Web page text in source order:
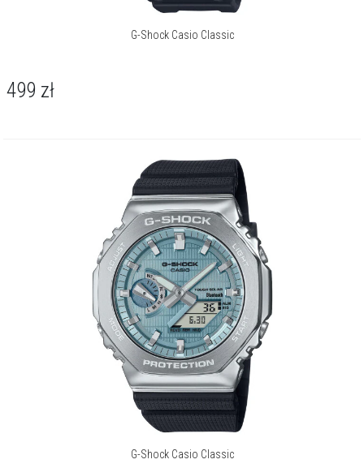
G-Shock Casio Classic
499 zł
G-Shock Casio Classic